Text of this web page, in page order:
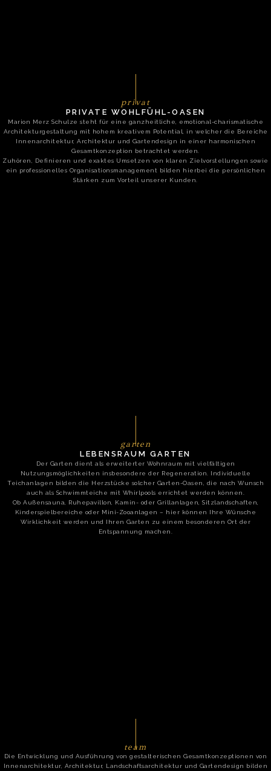
privat
PRIVATE WOHLFÜHL-OASEN
Marion Merz Schulze steht für eine ganzheitliche, emotional-charismatische
Architekturgestaltung mit hohem kreativem Potential, in welcher die Bereiche
Innenarchitektur, Architektur und Gartendesign in einer harmonischen
Gesamtkonzeption betrachtet werden.
Zuhören, Definieren und exaktes Umsetzen von klaren Zielvorstellungen sowie
ein professionelles Organisationsmanagement bilden hierbei die persönlichen
Stärken zum Vorteil unserer Kunden.
garten
LEBENSRAUM GARTEN
Der Garten dient als erweiterter Wohnraum mit vielfältigen
Nutzungsmöglichkeiten insbesondere der Regeneration. Individuelle
Teichanlagen bilden die Herzstücke solcher Garten-Oasen, die nach Wunsch
auch als Schwimmteiche mit Whirlpools errichtet werden können.
Ob Außensauna, Ruhepavillon, Kamin- oder Grillanlagen, Sitzlandschaften,
Kinderspielbereiche oder Mini-Zooanlagen – hier können Ihre Wünsche
Wirklichkeit werden und Ihren Garten zu einem besonderen Ort der
Entspannung machen.
team
Die Entwicklung und Ausführung von gestalterischen Gesamtkonzeptionen von
Innenarchitektur, Architektur, Landschaftsarchitektur und Gartendesign bilden